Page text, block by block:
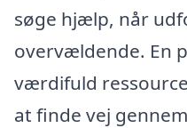
søge hjælp, når
overvældende. En
værdifuld
at finde vej